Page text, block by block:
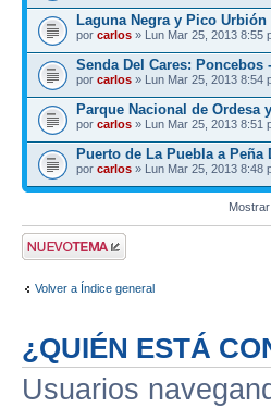
Laguna Negra y Pico Urbión
por carlos » Lun Mar 25, 2013 8:55
Senda Del Cares: Poncebos
por carlos » Lun Mar 25, 2013 8:54
Parque Nacional de Ordesa
por carlos » Lun Mar 25, 2013 8:51
Puerto de La Puebla a Peña
por carlos » Lun Mar 25, 2013 8:48
Publicar un nuevo
tema
Volver a Índice general
¿QUIÉN ESTÁ
Usuarios